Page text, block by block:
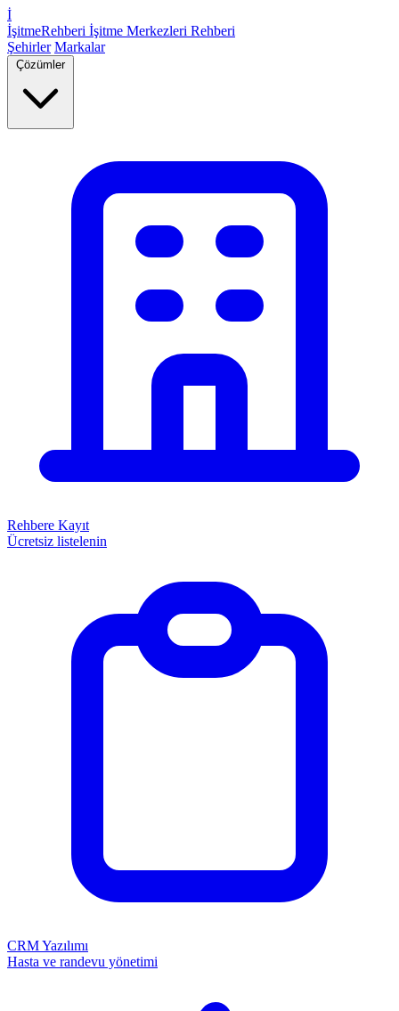
İ
İşitmeRehberi İşitme Merkezleri Rehberi
Şehirler Markalar
Çözümler
Rehbere Kayıt
Ücretsiz listelenin
CRM Yazılımı
Hasta ve randevu yönetimi